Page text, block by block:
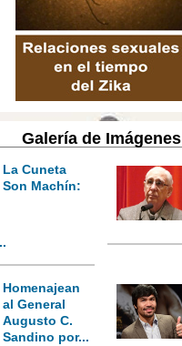
Galería de Imágenes
La Cuneta
Son Machín:
Homenajean
al General
Augusto C.
Sandino por...